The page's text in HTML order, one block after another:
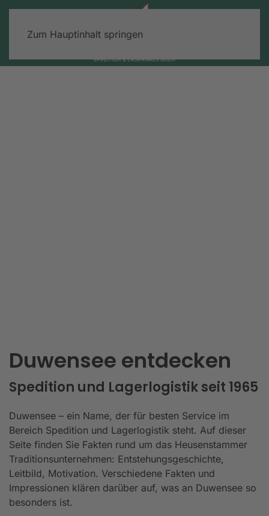
Zum Hauptinhalt springen
Duwensee entdecken
Spedition und Lagerlogistik seit 1965
Duwensee – ein Name, der für besten Service im
Bereich Spedition und Lagerlogistik steht. Auf dieser
Seite finden Sie Fakten rund um das Heusenstammer
Traditionsunternehmen: Entstehungsgeschichte,
Leitbild, Motivation. Verschiedene Fakten und
Impressionen klären darüber auf, was an Duwensee so
besonders ist.